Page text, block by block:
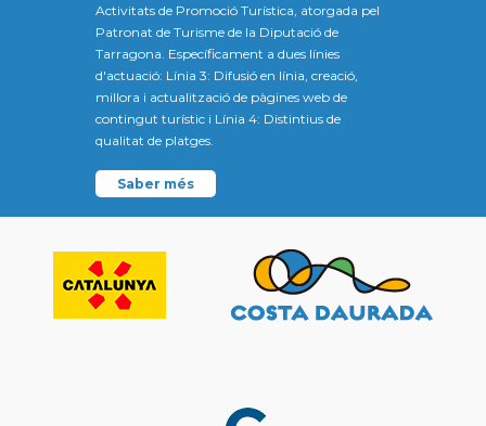
Activitats de Promoció Turística, atorgada pel
Patronat de Turisme de la Diputació de
Tarragona. Específicament a dues línies
d'actuació: Línia 3: Difusió en línia, creació,
millora i actualització de pàgines web de
contingut turístic i Línia 4: Distintius de
qualitat de platges.
Saber més